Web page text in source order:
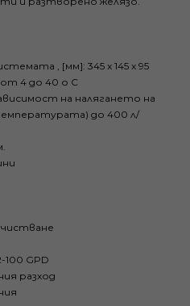
, [мм]: 345 x 145 x 95
4 до 40 о C
на налягането на
до 400 л/
100 GPD
разход